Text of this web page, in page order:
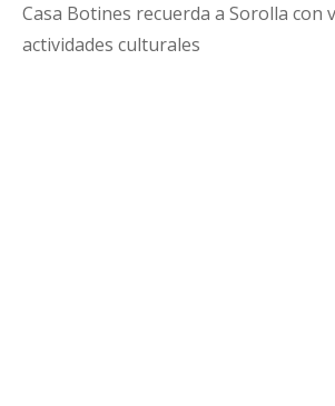
Casa Botines recuerda a Sorolla con
actividades culturales